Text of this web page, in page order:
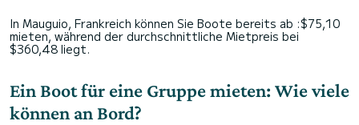
In Mauguio, Frankreich können Sie Boote bereits ab :$75,10
mieten, während der durchschnittliche Mietpreis bei
$360,48 liegt.
Ein Boot für eine Gruppe mieten: Wie viele
können an Bord?